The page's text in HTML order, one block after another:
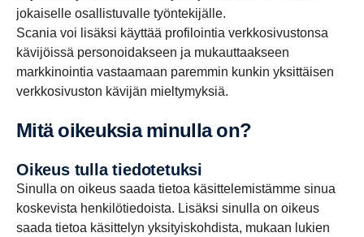
jokaiselle osallistuvalle työntekijälle.
Scania voi lisäksi käyttää profilointia verkkosivustonsa
kävijöissä personoidakseen ja mukauttaakseen
markkinointia vastaamaan paremmin kunkin yksittäisen
verkkosivuston kävijän mieltymyksiä.
Mitä oikeuksia minulla on?
Oikeus tulla tiedotetuksi
Sinulla on oikeus saada tietoa käsittelemistämme sinua
koskevista henkilötiedoista. Lisäksi sinulla on oikeus
saada tietoa käsittelyn yksityiskohdista, mukaan lukien